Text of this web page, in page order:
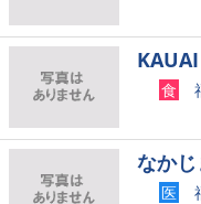
食
なか
医